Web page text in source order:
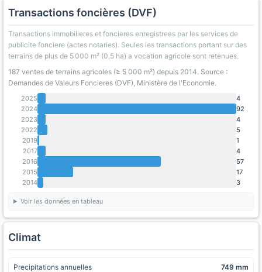
Transactions foncières (DVF)
Transactions immobilieres et foncieres enregistrees par les services de
publicite fonciere (actes notaries). Seules les transactions portant sur des
terrains de plus de 5 000 m² (0,5 ha) a vocation agricole sont retenues.
187 ventes de terrains agricoles (≥ 5 000 m²) depuis 2014. Source :
Demandes de Valeurs Foncieres (DVF), Ministère de l'Economie.
2025
4
2024
92
2023
4
2022
5
2019
1
2017
4
2016
57
2015
17
2014
3
Voir les données en tableau
Climat
Precipitations annuelles 749 mm